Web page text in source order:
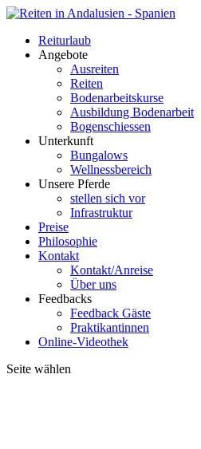
Reiturlaub
Angebote
Ausreiten
Reiten
Bodenarbeitskurse
Ausbildung Bodenarbeit
Bogenschiessen
Unterkunft
Bungalows
Wellnessbereich
Unsere Pferde
stellen sich vor
Infrastruktur
Preise
Philosophie
Kontakt
Kontakt/Anreise
Über uns
Feedbacks
Feedback Gäste
Praktikantinnen
Online-Videothek
Seite wählen